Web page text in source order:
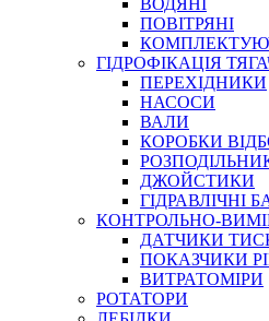
БОРЕКС, ЕО
ВОДЯНІ
ПОВІТРЯНІ
ГІДРОФІКАЦІЯ
ПЕРЕХІДНИКИ
НАСОСИ
ВАЛИ
КОРОБКИ
ДЖОЙСТИКИ
ГІДРАВЛІЧНІ
КОНТРОЛЬНО-
ДАТЧИКИ
ПОКАЗЧИКИ
ВИТРАТОМІРИ
РОТАТОРИ